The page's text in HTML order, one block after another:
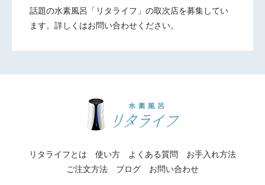
話題の水素風呂「リタライフ」の取次店を募集してい
ます。 詳しくはお問い合わせください。
リタライフとは 使い方 よくある質問
お手入れ方法
ご注文方法
ブログ お問い合わせ